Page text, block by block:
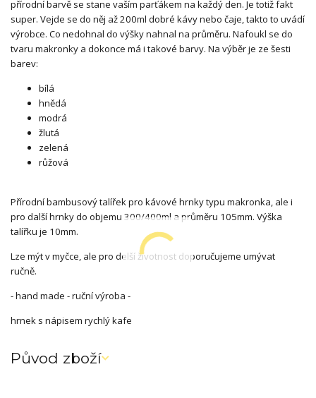
přírodní barvě se stane vaším parťákem na každý den. Je totiž fakt
super. Vejde se do něj až 200ml dobré kávy nebo čaje, takto to uvádí
výrobce. Co nedohnal do výšky nahnal na průměru. Nafoukl se do
tvaru makronky a dokonce má i takové barvy. Na výběr je ze šesti
barev:
bílá
hnědá
modrá
žlutá
zelená
růžová
Přírodní bambusový talířek pro kávové hrnky typu makronka, ale i
pro další hrnky do objemu 300/400ml a průměru 105mm. Výška
talířku je 10mm.
Lze mýt v myčce, ale pro delší životnost doporučujeme umývat
ručně.
- hand made - ruční výroba -
hrnek s nápisem rychlý kafe
Původ zboží